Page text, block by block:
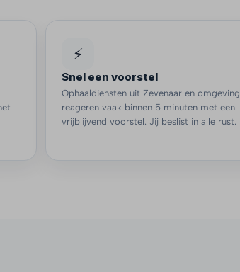
⚡
Snel een voorstel
Ophaaldiensten uit Zevenaar en omgeving
reageren vaak binnen 5 minuten met een
vrijblijvend voorstel. Jij beslist in alle rust.